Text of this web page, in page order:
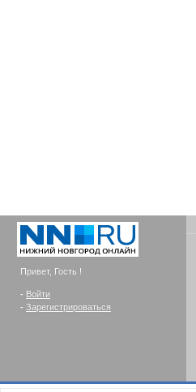
Привет, Гость !
- Войти
- Зарегистрироваться